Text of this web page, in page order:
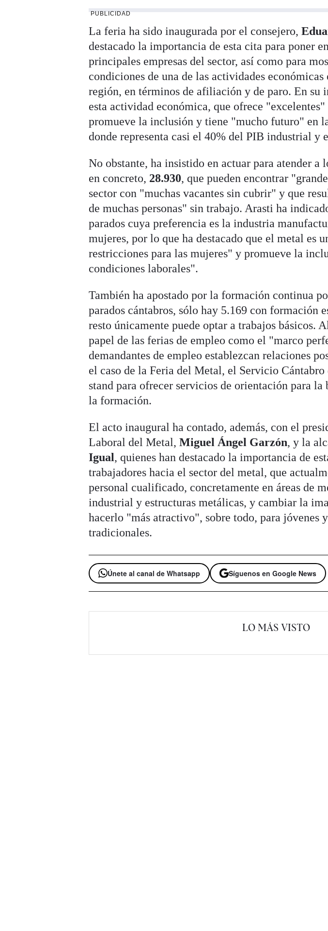
PUBLICIDAD
La feria ha sido inaugurada por el consejero,
destacado la importancia de esta cita para poner
principales empresas del sector, así como para
condiciones de una de las actividades
región, en términos de afiliación y de paro. En su
esta actividad económica, que ofrece
promueve la inclusión y tiene "mucho futuro" en
donde representa casi el 40% del PIB industrial y
No obstante, ha insistido en actuar para atender a
en concreto, 28.930, que pueden encontrar
sector con "muchas vacantes sin cubrir" y que
de muchas personas" sin trabajo. Arasti ha
parados cuya preferencia es la industria
mujeres, por lo que ha destacado que el metal es
restricciones para las mujeres" y promueve la
condiciones laborales".
También ha apostado por la formación continua
parados cántabros, sólo hay 5.169 con formación
resto únicamente puede optar a trabajos básicos.
papel de las ferias de empleo como el "marco
demandantes de empleo establezcan relaciones
el caso de la Feria del Metal, el Servicio
stand para ofrecer servicios de orientación para la
la formación.
El acto inaugural ha contado, además, con el
Laboral del Metal,Miguel Ángel Garzón, y la
Igual , quienes han destacado la importancia de
trabajadores hacia el sector del metal, que
personal cualificado, concretamente en áreas de
industrial y estructuras metálicas, y cambiar la
hacerlo "más atractivo", sobre todo, para jóvenes
tradicionales.
Únete al canal de Whatsapp Síguenos en Google News
LO MÁS VISTO